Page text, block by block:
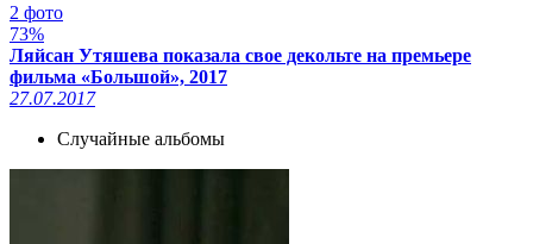
2 фото
73%
Ляйсан Утяшева показала свое декольте на премьере
фильма «Большой», 2017
27.07.2017
Случайные альбомы